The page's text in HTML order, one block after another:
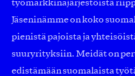
työmarkkinajärjestöistä
Jäseninämme on koko
pienistä pajoista ja
suuryrityksiin. Meidät on
edistämään suomalaista